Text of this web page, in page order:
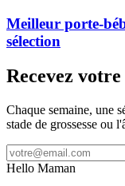
Meilleur porte-
sélection
Recevez
Chaque semaine, une
stade de grossesse ou
Hello Maman